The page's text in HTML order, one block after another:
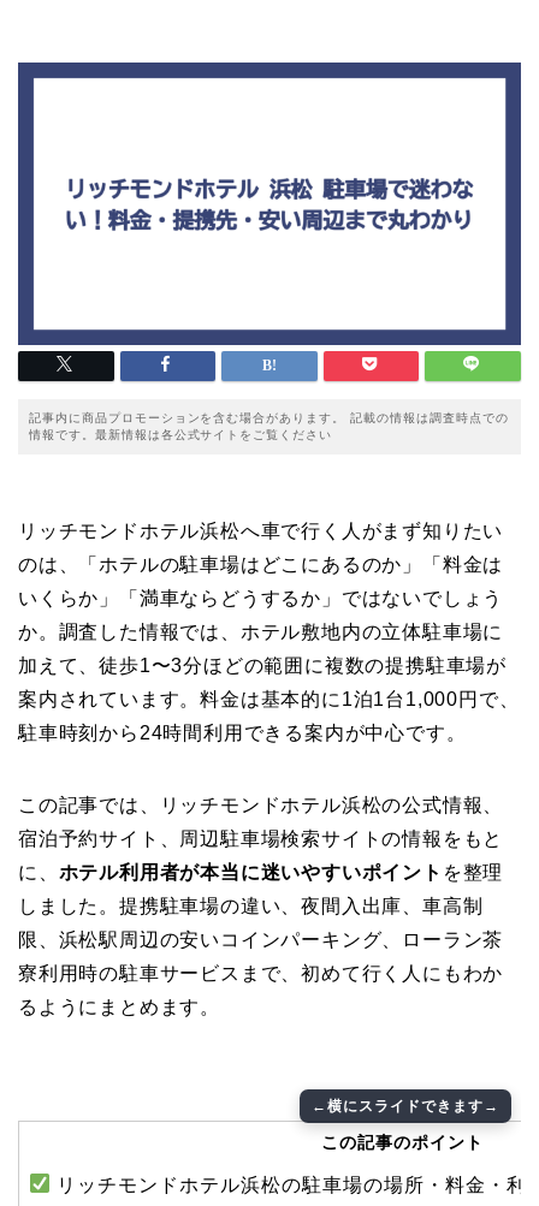
記事内に商品プロモーションを含む場合があります。 記載の情報は調査時点での
情報です。最新情報は各公式サイトをご覧ください
リッチモンドホテル浜松へ車で行く人がまず知りたい
のは、「ホテルの駐車場はどこにあるのか」「料金は
いくらか」「満車ならどうするか」ではないでしょう
か。調査した情報では、ホテル敷地内の立体駐車場に
加えて、徒歩1〜3分ほどの範囲に複数の提携駐車場が
案内されています。料金は基本的に1泊1台1,000円で、
駐車時刻から24時間利用できる案内が中心です。
この記事では、リッチモンドホテル浜松の公式情報、
宿泊予約サイト、周辺駐車場検索サイトの情報をもと
に、 ホテル利用者が本当に迷いやすいポイント を整理
しました。提携駐車場の違い、夜間入出庫、車高制
限、浜松駅周辺の安いコインパーキング、ローラン茶
寮利用時の駐車サービスまで、初めて行く人にもわか
るようにまとめます。
この記事のポイント
リッチモンドホテル浜松の駐車場の場所・料金・利